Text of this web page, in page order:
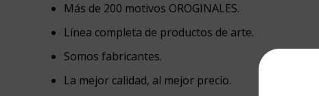
Más de 200 motivos OROGINALES.
Línea completa de productos de arte.
Somos fabricantes.
La mejor calidad, al mejor precio.